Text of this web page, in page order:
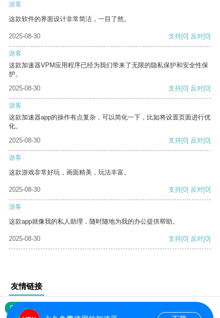
游客
这款软件的界面设计非常简洁，一目了然。
2025-08-30 支持[0] 反对[0]
游客
这款加速器VPM应用程序已经为我们带来了无限的隐私保护和安全性保
护。
2025-08-30
支持[0] 反对[0]
游客
这款加速器app的操作有点复杂，可以简化一下，比如将设置页面进行优
化。
2025-08-30
支持[0] 反对[0]
游客
这款游戏非常好玩，画面精美，玩法丰富。
2025-08-30 支持[0] 反对[0]
游客
这款app就像我的私人助理，随时随地为我的办公提供帮助。
2025-08-30 支持[0] 反对[0]
友情链接
网站地图